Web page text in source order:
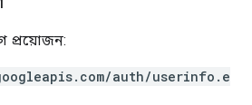
প্রয়োজন:
auth/userinfo.e